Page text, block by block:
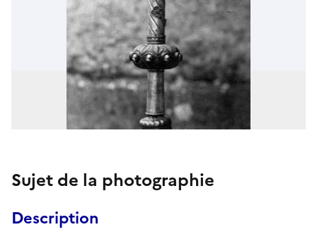
Sujet de la photographie
Description